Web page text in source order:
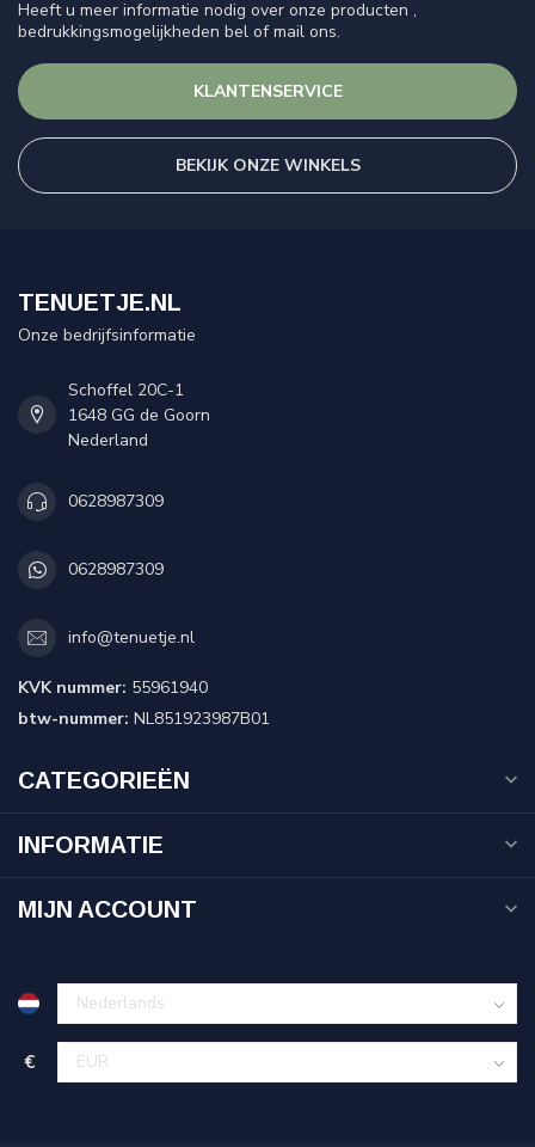
Heeft u meer informatie nodig over onze producten ,
bedrukkingsmogelijkheden bel of mail ons.
KLANTENSERVICE
BEKIJK ONZE WINKELS
TENUETJE.NL
Onze bedrijfsinformatie
Schoffel 20C-1
1648 GG de Goorn
Nederland
0628987309
0628987309
info@tenuetje.nl
KVK nummer: 55961940
btw-nummer: NL851923987B01
CATEGORIEËN
INFORMATIE
MIJN ACCOUNT
€